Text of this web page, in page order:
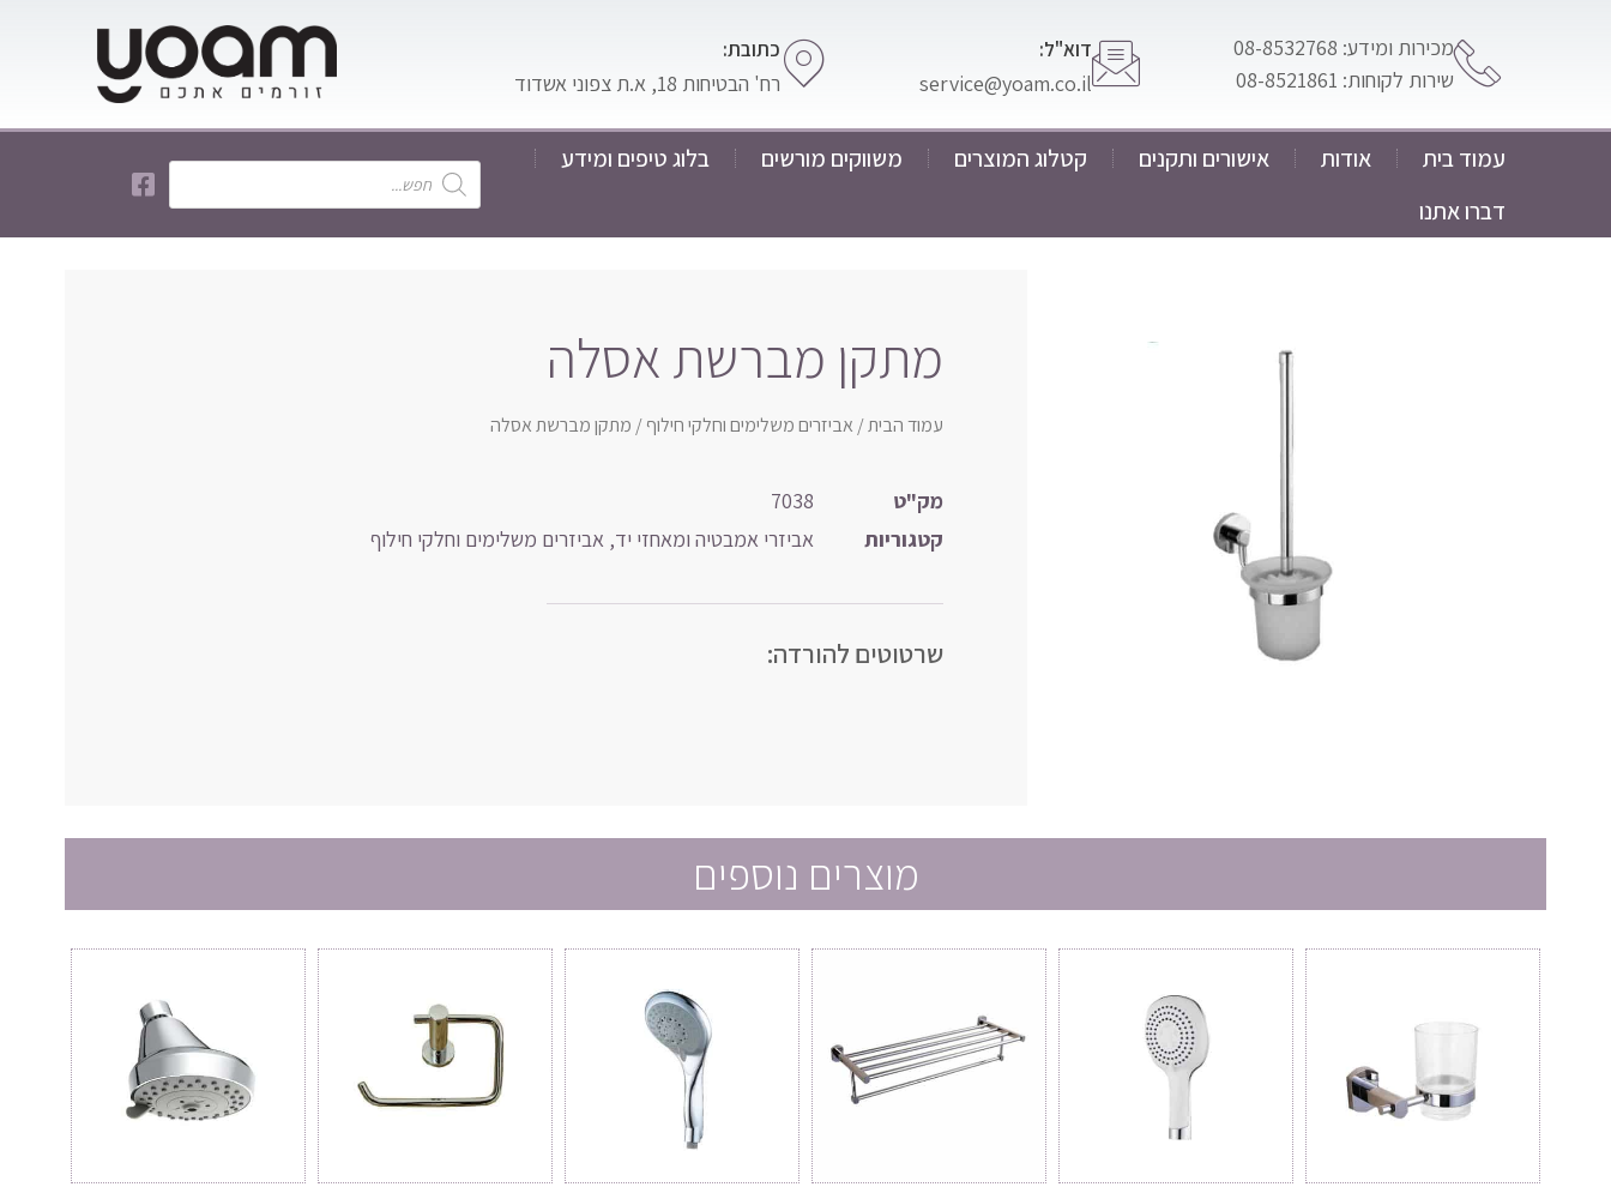
מכירות ומידע: 08-8532768
שירות לקוחות: 08-8521861
דוא"ל:
service@yoam.co.il
כתובת:
רח' הבטיחות 18, א.ת צפוני אשדוד
עמוד בית אודות אישורים ותקנים קטלוג המוצרים משווקים מורשים
בלוג טיפים ומידע
דברו אתנו
מתקן מברשת אסלה
עמוד הבית/ אביזרים משלימים וחלקי חילוף/ מתקן מברשת אסלה
מק"ט
7038
קטגוריות
אביזרי אמבטיה ומאחזי יד, אביזרים משלימים וחלקי חילוף
שרטוטים להורדה:
מוצרים נוספים